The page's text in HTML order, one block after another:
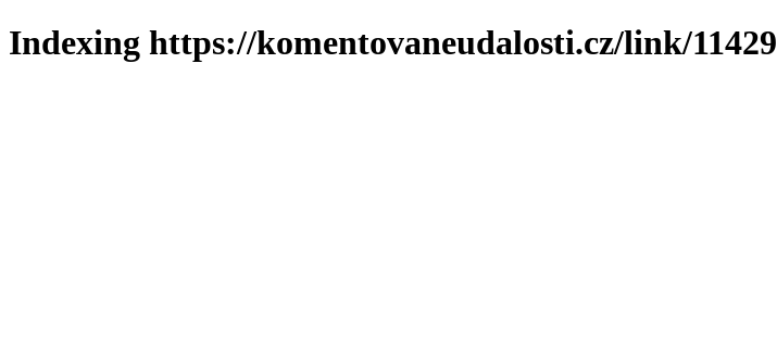
Indexing https://komentovaneudalosti.cz/link/11429